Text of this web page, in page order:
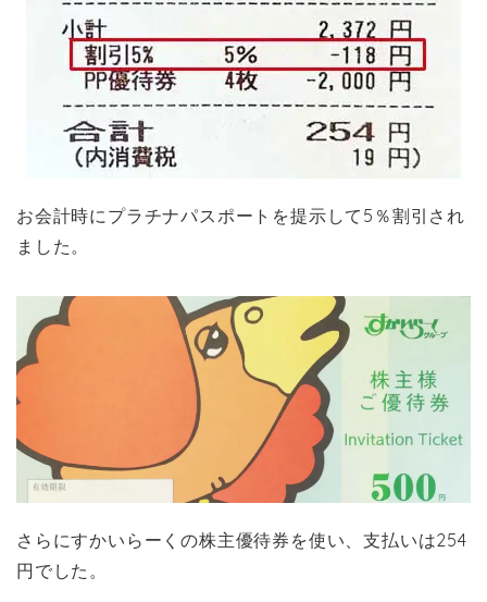
お会計時にプラチナパスポートを提示して5％割引され
ました。
さらにすかいらーくの株主優待券を使い、支払いは254
円でした。